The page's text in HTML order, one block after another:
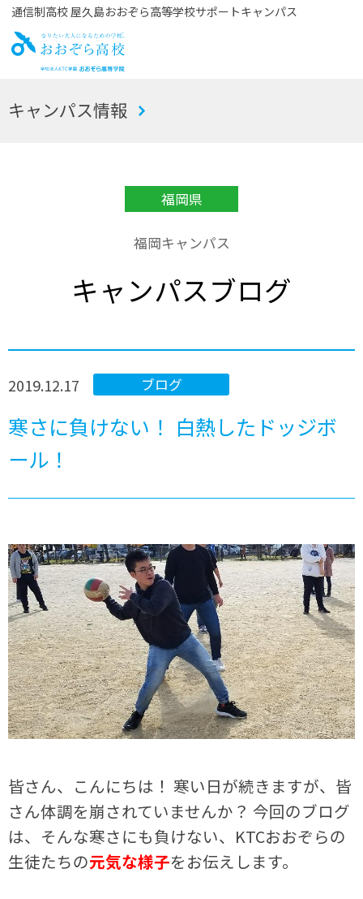
通信制高校 屋久島おおぞら高等学校サポートキャンパス
お
キャンパス情報
福岡県
福岡キャンパス
キャンパスブログ
ブログ
2019.12.17
寒さに負けない！ 白熱したドッジボ
ール！
皆さん、こんにちは！ 寒い日が続きますが、皆
さん体調を崩されていませんか？ 今回のブログ
は、そんな寒さにも負けない、KTCおおぞらの
生徒たちの元気な様子をお伝えします。